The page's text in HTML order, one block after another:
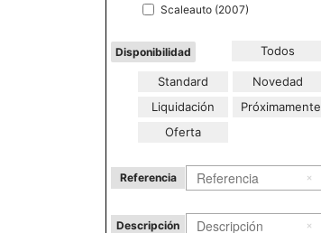
Scaleauto (2007)
Disponibilidad Todos
Standard
Novedad
Liquidación
Próximamente
Oferta
Referencia
Descripción